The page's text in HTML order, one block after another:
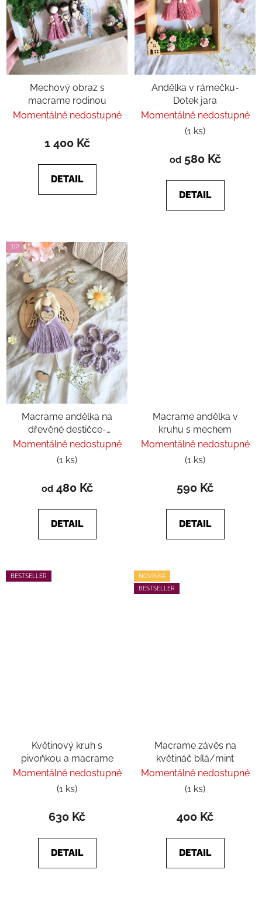
d
u
k
t
ů
r
o
d
u
k
t
Mechový obraz s
macrame rodinou
Momentálně nedostupné
1 400 Kč
DETAIL
Andělka v rámečku-
Dotek jara
Momentálně nedostupné
(1 ks)
od580 Kč
DETAIL
TIP
Macrame andělka na
dřevěné destičce-
andělské pohlazení
Momentálně nedostupné
(1 ks)
od480 Kč
DETAIL
Macrame andělka v
kruhu s mechem
Momentálně nedostupné
(1 ks)
590 Kč
DETAIL
BESTSELLER
Květinový kruh s
pivoňkou a macrame
Momentálně nedostupné
(1 ks)
630 Kč
DETAIL
NOVINKA
BESTSELLER
Macrame závěs na
květináč bílá/mint
Momentálně nedostupné
(1 ks)
400 Kč
DETAIL